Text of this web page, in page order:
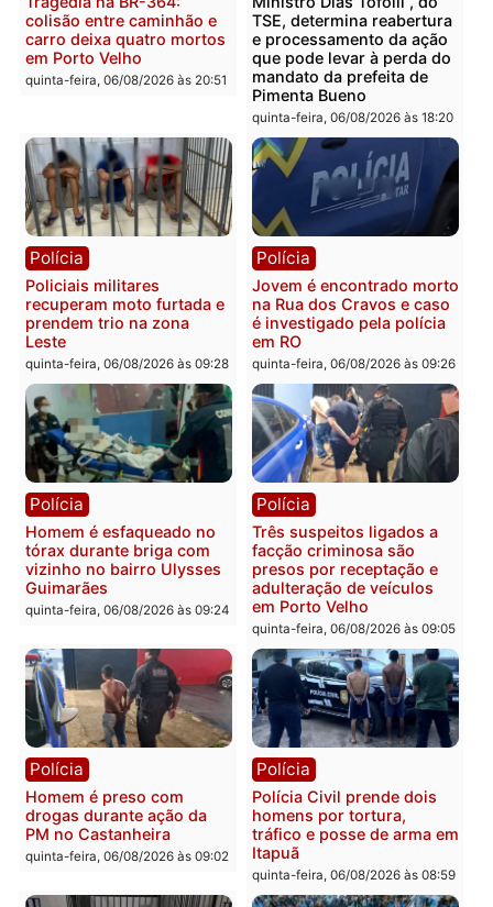
mercúrio escondidos em
estepe em Porto Velho
sexta-feira, 07/08/2026 às 09:38
criminosa que atacava
provedores de internet
Rondônia
sexta-feira, 07/08/2026 às
Polícia
Homem é encontrado
morto em residência no
bairro Colina Park em RO
sexta-feira, 07/08/2026 às 09:30
Polícia
Polícia Militar apreende
explosivos e
durante patrulhamento
fluvial no Rio Madeira em
Porto Velho
sexta-feira, 07/08/2026 às
Polícia
Tragédia na BR-364:
colisão entre caminhão e
carro deixa quatro mortos
em Porto Velho
quinta-feira, 06/08/2026 às 20:51
Política
Ministro Dias Tofolli , do
TSE, determina
e processamento da
que pode levar à perda
mandato da prefeita de
Pimenta Bueno
quinta-feira, 06/08/2026 às
Polícia
recuperam moto furtada e
Polícia
Jovem é encontrado
na Rua dos Cravos e